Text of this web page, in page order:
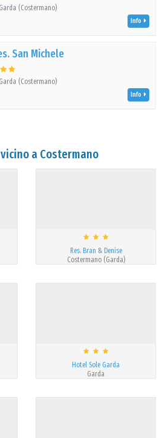
(Costermano)
Info
San Michele
(Costermano)
Info
a Costermano
Res. Bran & Denise
Costermano (Garda)
Hotel Sole Garda
Garda